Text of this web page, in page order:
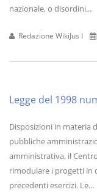
nazionale, o disordini...
Redazione WikiJus I
Legge del 1998
Disposizioni in materia
pubbliche
amministrativa, il
rimodulare i progetti in
precedenti esercizi. Le...